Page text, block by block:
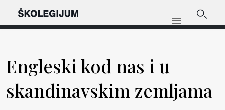
Engleski kod nas i u
skandinavskim zemljama